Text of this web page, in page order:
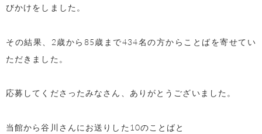
びかけをしました。
その結果、2歳から85歳まで434名の方からことばを寄せてい
ただきました。
応募してくださったみなさん、ありがとうございました。
当館から谷川さんにお送りした10のことばと